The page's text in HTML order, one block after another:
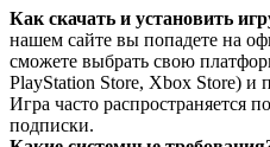
Как скачать и установить
нашем сайте вы попадете на
сможете выбрать свою
PlayStation Store, Xbox Store) и
Игра часто распространяется
подписки.